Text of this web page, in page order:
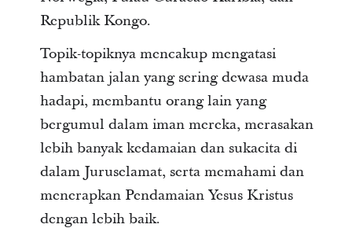
Republik Kongo.
Topik-topiknya mencakup mengatasi
hambatan jalan yang sering dewasa muda
hadapi, membantu orang lain yang
bergumul dalam iman mereka, merasakan
lebih banyak kedamaian dan sukacita di
dalam Juruselamat, serta memahami dan
menerapkan Pendamaian Yesus Kristus
dengan lebih baik.